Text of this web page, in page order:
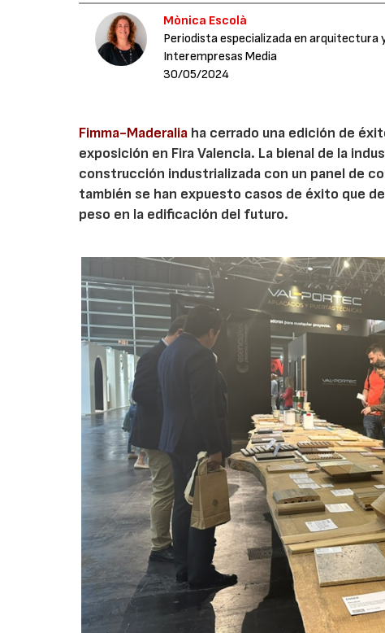
Mònica Escolà
Periodista especializada en arquitectura
Interempresas Media
30/05/2024
Fimma-Maderalia ha cerrado una edición de
exposición en Fira Valencia. La bienal de la
construcción industrializada con un panel de
también se han expuesto casos de éxito que
peso en la edificación del futuro.